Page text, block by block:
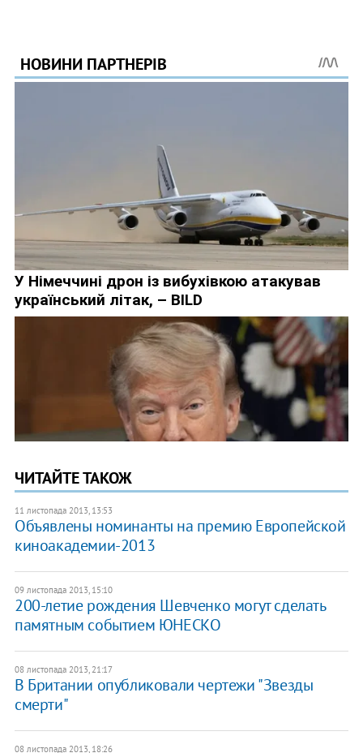
ЧИТАЙТЕ ТАКОЖ
11 листопада 2013, 13:53
Объявлены номинанты на премию Европейской
киноакадемии-2013
09 листопада 2013, 15:10
200-летие рождения Шевченко могут сделать
памятным событием ЮНЕСКО
08 листопада 2013, 21:17
В Британии опубликовали чертежи "Звезды
смерти"
08 листопада 2013, 18:26